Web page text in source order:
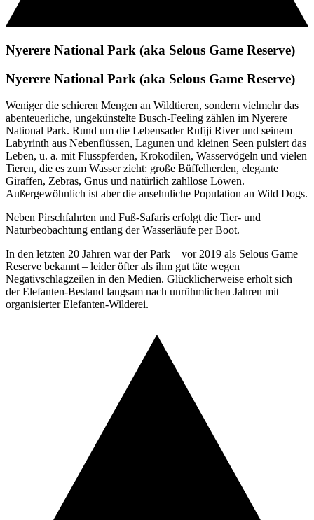
Nyerere National Park (aka Selous Game Reserve)
Nyerere National Park (aka Selous Game Reserve)
Weniger die schieren Mengen an Wildtieren, sondern vielmehr das
abenteuerliche, ungekünstelte Busch-Feeling zählen im Nyerere
National Park. Rund um die Lebensader Rufiji River und seinem
Labyrinth aus Nebenflüssen, Lagunen und kleinen Seen pulsiert das
Leben, u. a. mit Flusspferden, Krokodilen, Wasservögeln und vielen
Tieren, die es zum Wasser zieht: große Büffelherden, elegante
Giraffen, Zebras, Gnus und natürlich zahllose Löwen.
Außergewöhnlich ist aber die ansehnliche Population an Wild Dogs.
Neben Pirschfahrten und Fuß-Safaris erfolgt die Tier- und
Naturbeobachtung entlang der Wasserläufe per Boot.
In den letzten 20 Jahren war der Park – vor 2019 als Selous Game
Reserve bekannt – leider öfter als ihm gut täte wegen
Negativschlagzeilen in den Medien. Glücklicherweise erholt sich
der Elefanten-Bestand langsam nach unrühmlichen Jahren mit
organisierter Elefanten-Wilderei.